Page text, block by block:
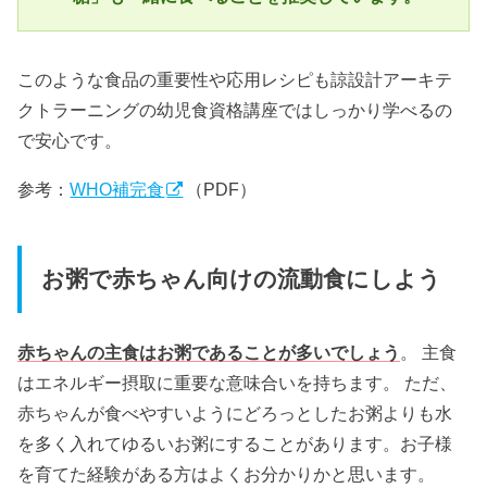
このような食品の重要性や応用レシピも諒設計アーキテ
クトラーニングの幼児食資格講座ではしっかり学べるの
で安心です。
参考：WHO補完食 （PDF）
お粥で赤ちゃん向けの流動食にしよう
赤ちゃんの主食はお粥であることが多いでしょう
。 主食
はエネルギー摂取に重要な意味合いを持ちます。 ただ、
赤ちゃんが食べやすいようにどろっとしたお粥よりも水
を多く入れてゆるいお粥にすることがあります。お子様
を育てた経験がある方はよくお分かりかと思います。